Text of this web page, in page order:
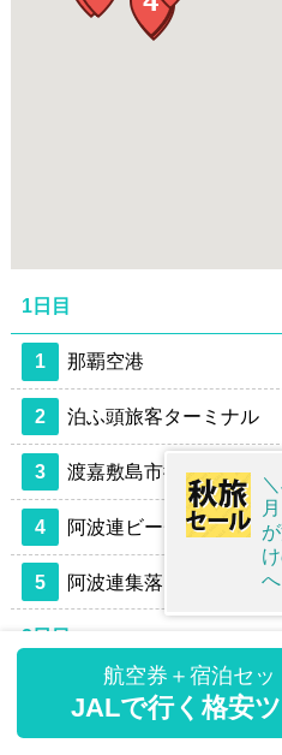
航空券＋宿泊セッ
JALで行く格安
1日目
1 那覇空港
2 泊ふ頭旅客ターミナル
3 渡嘉敷島市街地
4 阿波連ビーチ
5 阿波連集落
2日目
へ